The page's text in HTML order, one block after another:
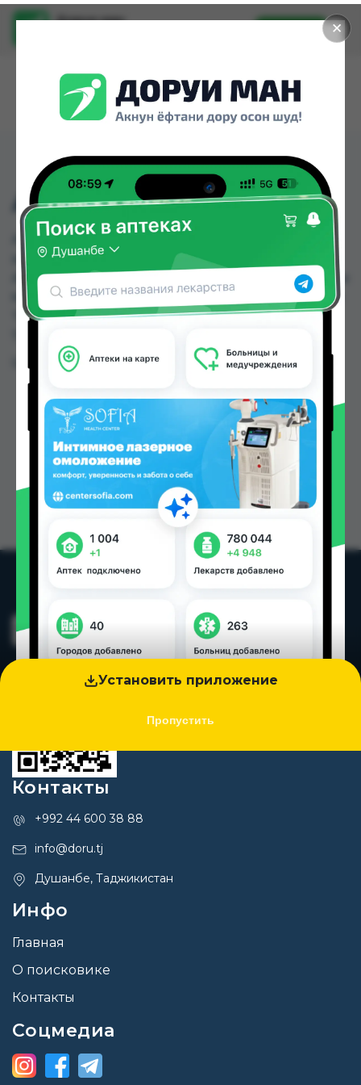
✕
Установить приложение
Пропустить
Доруи ман
Установить
АЛВОРМИН 400МГ №3
АЛВОРМИН 400МГ №3 можно купить или
заказать в аптеках, Саховати Истаравшан,
Авиценна, Аптека АХРОМ, Аслфарм №1, Аслфарм
№3, Аслфарм №4, Аслфарм №6 по цене от 20.00
TJS до 260.00 TJS в Душанбе и других городах
Цена: от20.00 TJS
Контакты
+992 44 600 38 88
info@doru.tj
Душанбе, Таджикистан
Инфо
Главная
О поисковике
Контакты
Соцмедиа